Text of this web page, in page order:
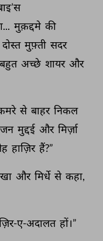
मुक़द्दमे की
दोस्त मुफ़्ती सदर
बहुत अच्छे शायर और
से बाहर निकल
मुद्दई और मिर्ज़ा
हाज़िर हैं?”
और मिर्धे से कहा,
ए-अदालत हों।”